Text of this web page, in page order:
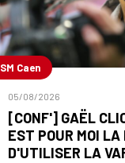
SM Caen
05/08/2026
[CONF'] GAËL
EST POUR MOI
D'UTILISER LA